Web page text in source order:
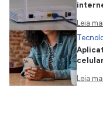
Leia
celular
Leia